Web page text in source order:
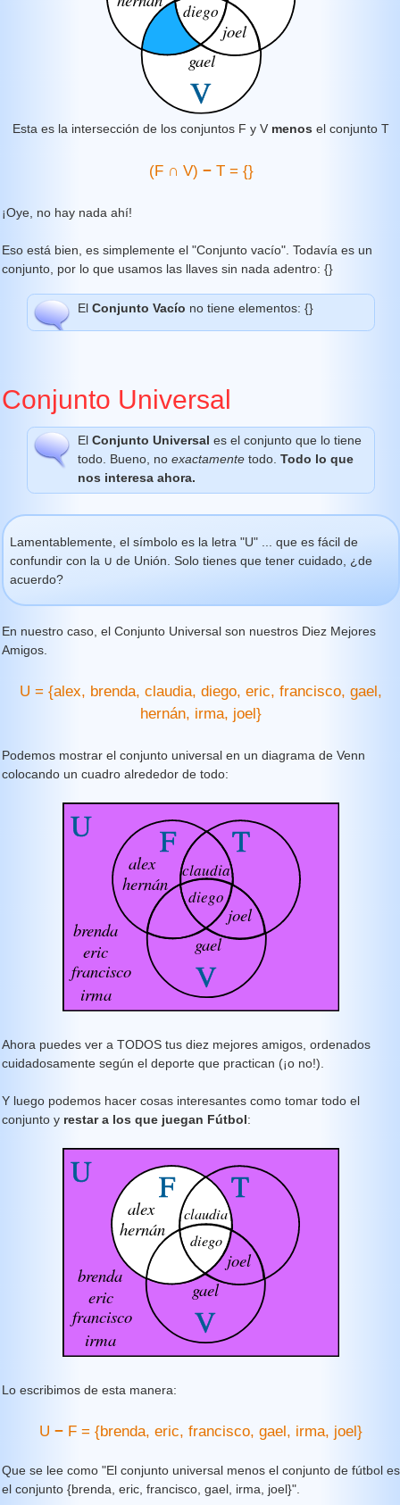
Esta es la intersección de los conjuntos F y V menos el conjunto T
(F ∩ V) −T = {}
¡Oye, no hay nada ahí!
Eso está bien, es simplemente el "Conjunto vacío". Todavía es un
conjunto, por lo que usamos las llaves sin nada adentro: {}
ElConjunto Vacío no tiene elementos: {}
Conjunto Universal
ElConjunto Universal es el conjunto que lo tiene
todo. Bueno, noexactamentetodo.Todo lo que
nos interesa ahora.
Lamentablemente, el símbolo es la letra "U" ... que es fácil de
confundir con la ∪ de Unión. Solo tienes que tener cuidado, ¿de
acuerdo?
En nuestro caso, el Conjunto Universal son nuestros Diez Mejores
Amigos.
U = {alex, brenda, claudia, diego, eric, francisco, gael,
hernán, irma, joel}
Podemos mostrar el conjunto universal en un diagrama de Venn
colocando un cuadro alrededor de todo:
Ahora puedes ver a TODOS tus diez mejores amigos, ordenados
cuidadosamente según el deporte que practican (¡o no!).
Y luego podemos hacer cosas interesantes como tomar todo el
conjunto y restar a los que juegan Fútbol:
Lo escribimos de esta manera:
U − F = {brenda, eric, francisco, gael, irma, joel}
Que se lee como "El conjunto universal menos el conjunto de fútbol es
el conjunto {brenda, eric, francisco, gael, irma, joel}".